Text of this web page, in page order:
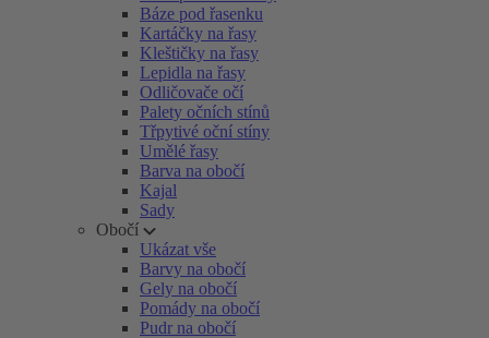
Báze pod řasenku
Kartáčky na řasy
Kleštičky na řasy
Lepidla na řasy
Odličovače očí
Palety očních stínů
Třpytivé oční stíny
Umělé řasy
Barva na obočí
Kajal
Sady
Obočí
Ukázat vše
Barvy na obočí
Gely na obočí
Pomády na obočí
Pudr na obočí